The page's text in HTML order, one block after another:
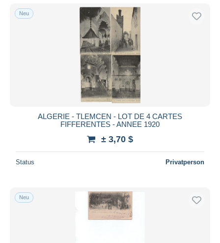
Neu
ALGERIE - TLEMCEN - LOT DE 4 CARTES
FIFFERENTES - ANNEE 1920
± 3,70 $
Status Privatperson
Neu